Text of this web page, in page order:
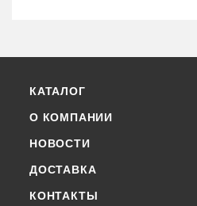
КАТАЛОГ
О КОМПАНИИ
НОВОСТИ
ДОСТАВКА
КОНТАКТЫ